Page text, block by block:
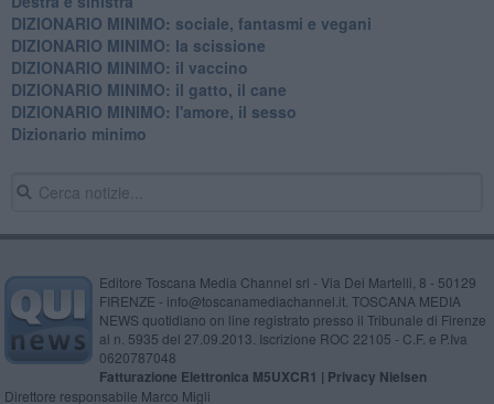
DIZIONARIO MINIMO: sociale, fantasmi e vegani
DIZIONARIO MINIMO: la scissione
DIZIONARIO MINIMO: il vaccino
DIZIONARIO MINIMO: il gatto, il cane
DIZIONARIO MINIMO: l'amore, il sesso
Dizionario minimo
Editore Toscana Media Channel srl - Via Dei Martelli, 8 - 50129
FIRENZE - info@toscanamediachannel.it. TOSCANA MEDIA
NEWS quotidiano on line registrato presso il Tribunale di Firenze
al n. 5935 del 27.09.2013. Iscrizione ROC 22105 - C.F. e P.Iva
0620787048
Fatturazione Elettronica M5UXCR1 | Privacy Nielsen
Direttore responsabile Marco Migli